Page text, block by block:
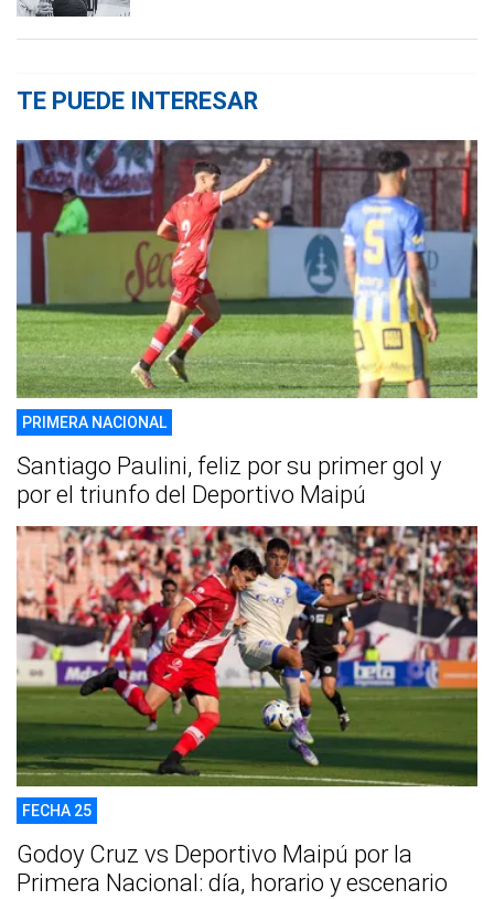
TE PUEDE INTERESAR
PRIMERA NACIONAL
Santiago Paulini, feliz por su primer gol y
por el triunfo del Deportivo Maipú
FECHA 25
Godoy Cruz vs Deportivo Maipú por la
Primera Nacional: día, horario y escenario